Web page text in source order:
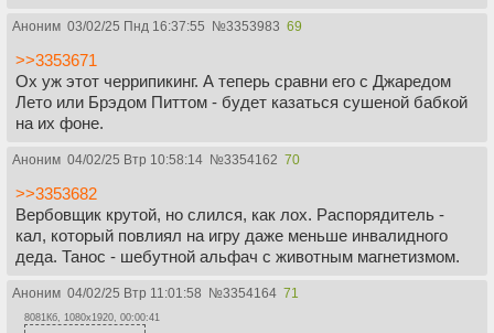
Аноним 03/02/25 Пнд 16:37:55 №3353983 69
>>3353671
Ох уж этот черрипикинг. А теперь сравни его с Джаредом
Лето или Брэдом Питтом - будет казаться сушеной бабкой
на их фоне.
Аноним 04/02/25 Втр 10:58:14 №3354162 70
>>3353682
Вербовщик крутой, но слился, как лох. Распорядитель -
кал, который повлиял на игру даже меньше инвалидного
деда. Танос - шебутной альфач с животным магнетизмом.
Аноним 04/02/25 Втр 11:01:58 №3354164 71
8081Кб, 1080x1920, 00:00:41